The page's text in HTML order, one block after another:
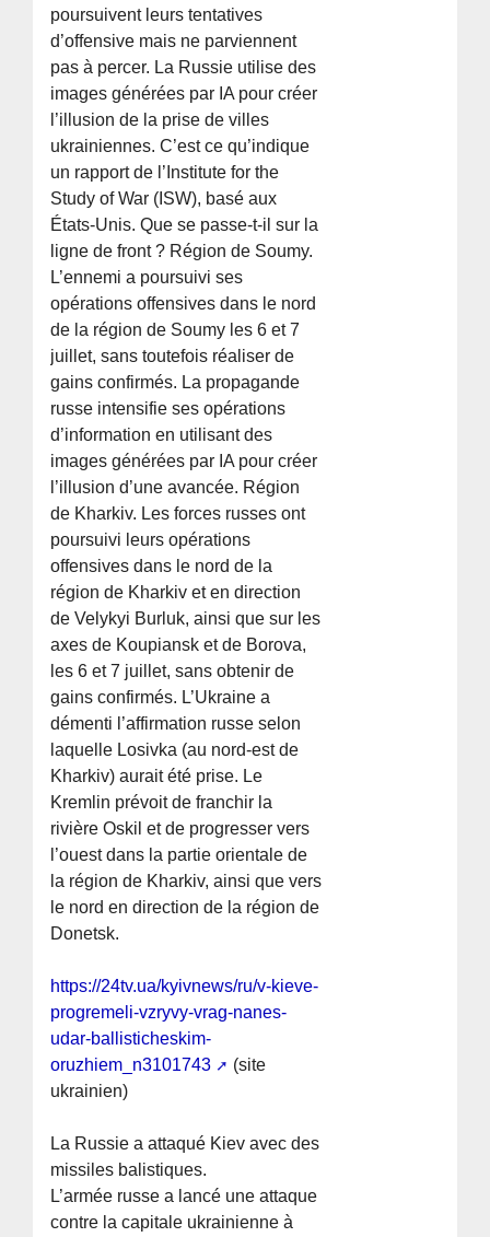
poursuivent leurs tentatives
d’offensive mais ne parviennent
pas à percer. La Russie utilise des
images générées par IA pour créer
l’illusion de la prise de villes
ukrainiennes. C’est ce qu’indique
un rapport de l’Institute for the
Study of War (ISW), basé aux
États-Unis. Que se passe-t-il sur la
ligne de front ? Région de Soumy.
L’ennemi a poursuivi ses
opérations offensives dans le nord
de la région de Soumy les 6 et 7
juillet, sans toutefois réaliser de
gains confirmés. La propagande
russe intensifie ses opérations
d’information en utilisant des
images générées par IA pour créer
l’illusion d’une avancée. Région
de Kharkiv. Les forces russes ont
poursuivi leurs opérations
offensives dans le nord de la
région de Kharkiv et en direction
de Velykyi Burluk, ainsi que sur les
axes de Koupiansk et de Borova,
les 6 et 7 juillet, sans obtenir de
gains confirmés. L’Ukraine a
démenti l’affirmation russe selon
laquelle Losivka (au nord-est de
Kharkiv) aurait été prise. Le
Kremlin prévoit de franchir la
rivière Oskil et de progresser vers
l’ouest dans la partie orientale de
la région de Kharkiv, ainsi que vers
le nord en direction de la région de
Donetsk.
https://24tv.ua/kyivnews/ru/v-kieve-
progremeli-vzryvy-vrag-nanes-
udar-ballisticheskim-
oruzhiem_n3101743
(site
ukrainien)
La Russie a attaqué Kiev avec des
missiles balistiques.
L’armée russe a lancé une attaque
contre la capitale ukrainienne à